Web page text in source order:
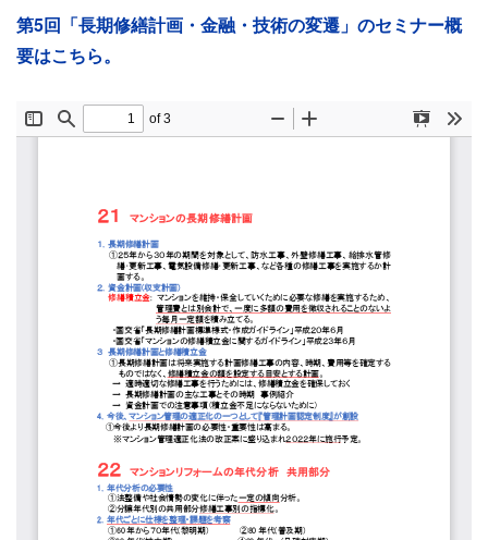
第5回「長期修繕計画・金融・技術の変遷」のセミナー概
要はこちら。